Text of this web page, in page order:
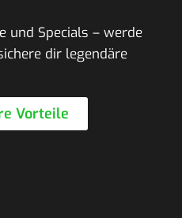
und Specials – werde
dir legen­däre
Vorteile